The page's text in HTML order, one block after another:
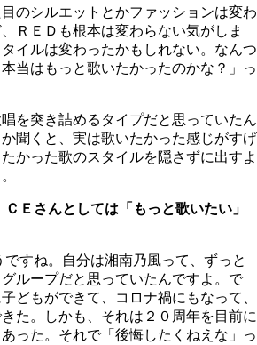
のシルエットとかファッションは変わ
ＲＥＤも根本は変わらない気がしま
イルは変わったかもしれない。なんつ
当はもっと歌いたかったのかな？」っ
を突き詰めるタイプだと思っていたん
聞くと、実は歌いたかった感じがすげ
かった歌のスタイルを隠さずに出すよ
Ｅさんとしては「もっと歌いたい」
すね。自分は湘南乃風って、ずっと
ループだと思っていたんですよ。で
どもができて、コロナ禍にもなって、
た。しかも、それは２０周年を目前に
った。それで「後悔したくねえな」っ